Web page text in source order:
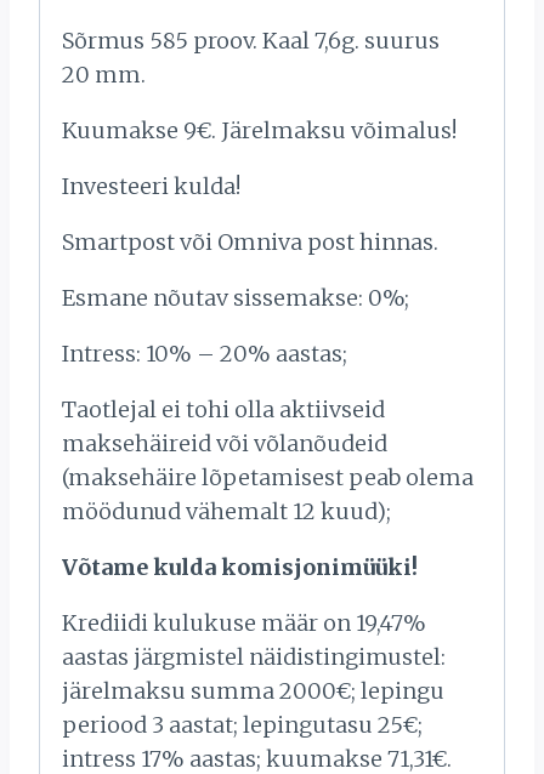
Sõrmus 585 proov. Kaal 7,6g. suurus
20 mm.
Kuumakse 9€. Järelmaksu võimalus!
Investeeri kulda!
Smartpost või Omniva post hinnas.
Esmane nõutav sissemakse: 0%;
Intress: 10% – 20% aastas;
Taotlejal ei tohi olla aktiivseid
maksehäireid või võlanõudeid
(maksehäire lõpetamisest peab olema
möödunud vähemalt 12 kuud);
Võtame kulda komisjonimüüki!
Krediidi kulukuse määr on 19,47%
aastas järgmistel näidistingimustel:
järelmaksu summa 2000€; lepingu
periood 3 aastat; lepingutasu 25€;
intress 17% aastas; kuumakse 71,31€.